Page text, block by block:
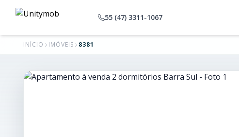
55 (47) 3311-1067
INÍCIO IMÓVEIS 8381